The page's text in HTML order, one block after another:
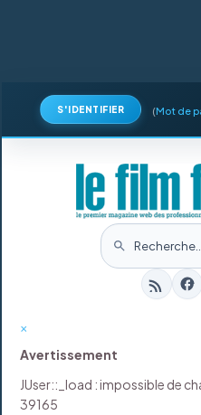
S'IDENTIFIER (Mot de
×
Avertissement
JUser::_load : impossible de
39165